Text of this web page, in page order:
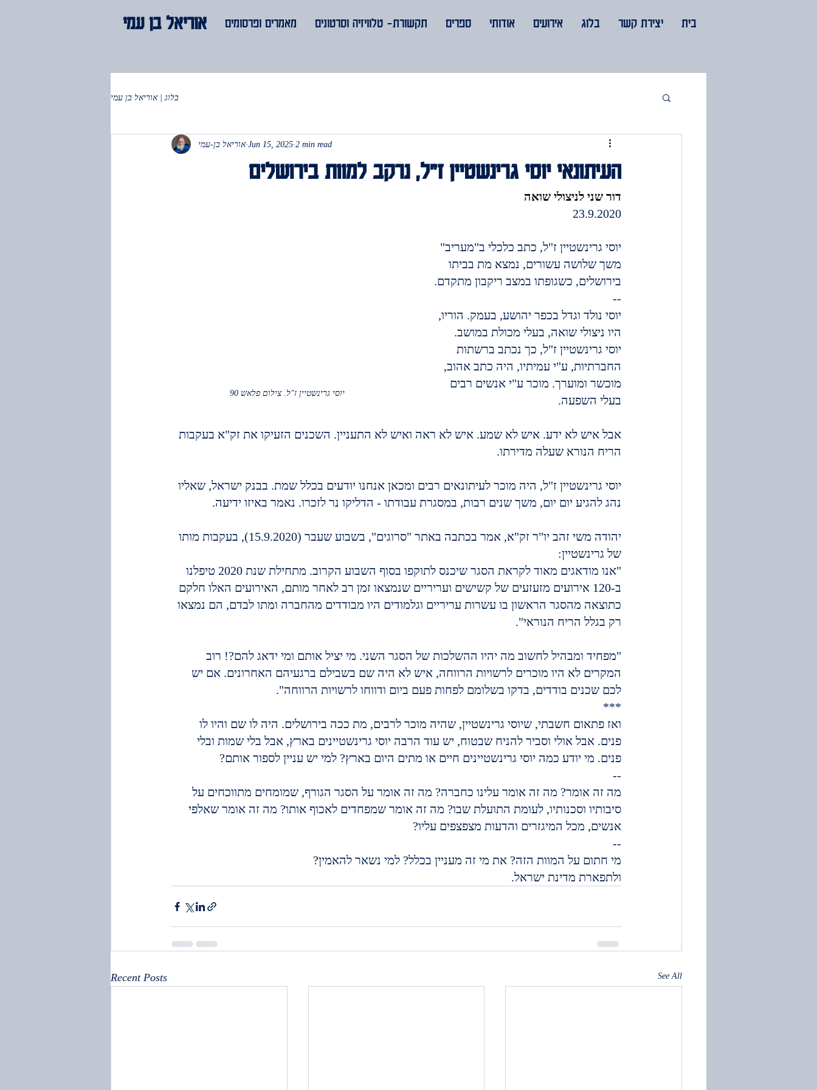
אוריאל בן עמי מאמרים ופרסומים תקשורת- טלוויזיה וסרטונים ספרים אודותי אירועים בלוג יצירת קשר בית
בלוג | אוריאל בן עמי
העיתונאי יוסי גרינשטיין ז"ל, נרקב למוות בירושלים
אוריאל בן-עמי Jun 15, 2025 2 min read
דור שני לניצולי שואה
23.9.2020
יוסי גרינשטיין ז"ל. צילום פלאש 90
יוסי גרינשטיין ז"ל, כתב כלכלי ב"מעריב"
משך שלושה עשורים, נמצא מת בביתו
בירושלים, כשגופתו במצב ריקבון מתקדם.
--
יוסי נולד וגדל בכפר יהושע, בעמק. הוריו,
היו ניצולי שואה, בעלי מכולת במושב.
יוסי גרינשטיין ז"ל, כך נכתב ברשתות
החברתיות, ע"י עמיתיו, היה כתב אהוב,
מוכשר ומוערך. מוכר ע"י אנשים רבים
בעלי השפעה.
אבל איש לא ידע. איש לא שמע. איש לא ראה ואיש לא התעניין. השכנים הזעיקו את זק"א בעקבות
הריח הנורא שעלה מדירתו.
יוסי גרינשטיין ז"ל, היה מוכר לעיתונאים רבים ומכאן אנחנו יודעים בכלל שמת. בבנק ישראל, שאליו
נהג להגיע יום יום, משך שנים רבות, במסגרת עבודתו - הדליקו נר לזכרו. נאמר באיזו ידיעה.
יהודה משי זהב יו"ר זק"א, אמר בכתבה באתר "סרוגים", בשבוע שעבר (15.9.2020), בעקבות מותו
של גרינשטיין:
"אנו מודאגים מאוד לקראת הסגר שיכנס לתוקפו בסוף השבוע הקרוב. מתחילת שנת 2020 טיפלנו
ב-120 אירועים מזעזעים של קשישים ועריריים שנמצאו זמן רב לאחר מותם, האירועים האלו חלקם
כתוצאה מהסגר הראשון בו עשרות עריריים וגלמודים היו מבודדים מהחברה ומתו לבדם, הם נמצאו
רק בגלל הריח הנוראי".
"מפחיד ומבהיל לחשוב מה יהיו ההשלכות של הסגר השני. מי יציל אותם ומי ידאג להם?! רוב
המקרים לא היו מוכרים לרשויות הרווחה, איש לא היה שם בשבילם ברגעיהם האחרונים. אם יש
לכם שכנים בודדים, בדקו בשלומם לפחות פעם ביום ודווחו לרשויות הרווחה".
***
ואז פתאום חשבתי, שיוסי גרינשטיין, שהיה מוכר לרבים, מת ככה בירושלים. היה לו שם והיו לו
פנים. אבל אולי וסביר להניח שבטוח, יש עוד הרבה יוסי גרינשטיינים בארץ, אבל בלי שמות ובלי
פנים. מי יודע כמה יוסי גרינשטיינים חיים או מתים היום בארץ? למי יש עניין לספור אותם?
--
מה זה אומר? מה זה אומר עלינו כחברה? מה זה אומר על הסגר הגורף, שמומחים מתווכחים על
סיבותיו וסכנותיו, לעומת התועלת שבו? מה זה אומר שמפחדים לאכוף אותו? מה זה אומר שאלפי
אנשים, מכל המיגזרים והדעות מצפצפים עליו?
--
מי חתום על המוות הזה? את מי זה מעניין בכלל? למי נשאר להאמין?
ולתפארת מדינת ישראל.
Recent Posts See All